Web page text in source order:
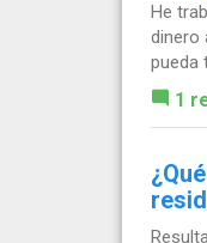
He
dinero
pueda
1